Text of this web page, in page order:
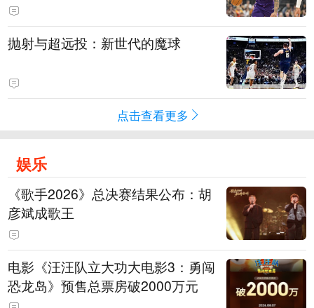
抛射与超远投：新世代的魔球
点击查看更多
娱乐
《歌手2026》总决赛结果公布：胡
彦斌成歌王
电影《汪汪队立大功大电影3：勇闯
恐龙岛》预售总票房破2000万元